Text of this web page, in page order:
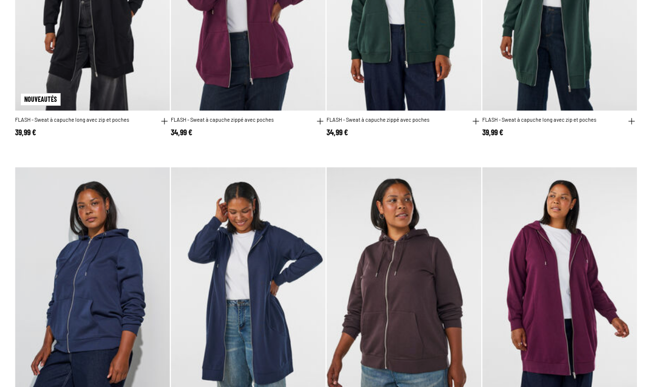
NOUVEAUTÉS
FLASH - Sweat à capuche long avec zip et poches
39,99 €
FLASH - Sweat à capuche zippé avec poches
34,99 €
FLASH - Sweat à capuche zippé avec poches
34,99 €
FLASH - Sweat à capuche long avec zip et poches
39,99 €